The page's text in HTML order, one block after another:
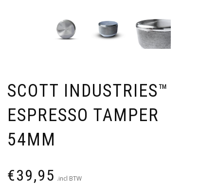
SCOTT INDUSTRIES™
ESPRESSO TAMPER
54MM
€39,95 .incl BTW